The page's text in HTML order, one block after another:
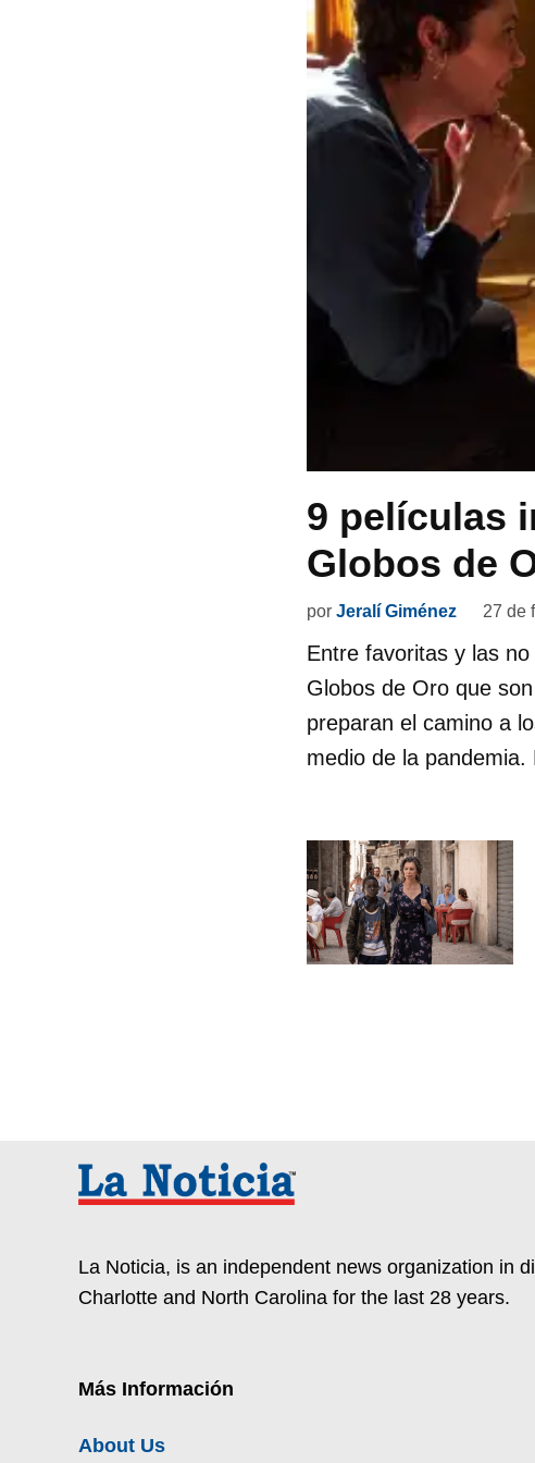
9 películas
Globos de
por Jeralí Giménez 27 de
Entre favoritas y las
Globos de Oro que
preparan el camino a
medio de la
La Noticia, is an independent news organization in
Charlotte and North Carolina for the last 28 years.
Más Información
About Us